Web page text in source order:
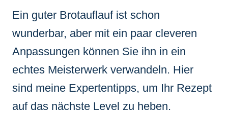
Ein guter Brotauflauf ist schon
wunderbar, aber mit ein paar cleveren
Anpassungen können Sie ihn in ein
echtes Meisterwerk verwandeln. Hier
sind meine Expertentipps, um Ihr Rezept
auf das nächste Level zu heben.